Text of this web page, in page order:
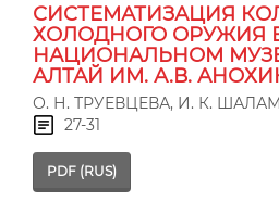
СИСТЕМАТИЗАЦИЯ
ХОЛОДНОГО ОРУЖИЯ
НАЦИОНАЛЬНОМ
АЛТАЙ ИМ. А.В.
О. Н. ТРУЕВЦЕВА, И. К.
27-31
PDF (RUS)